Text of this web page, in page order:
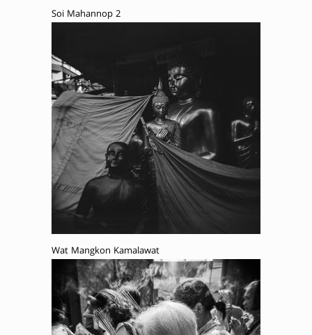
Soi Mahannop 2
Wat Mangkon Kamalawat